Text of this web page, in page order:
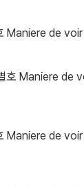
Maniere de
호 Maniere de
Maniere de